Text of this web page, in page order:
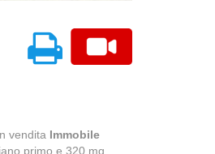
vendita Immobile
primo e 320 mq